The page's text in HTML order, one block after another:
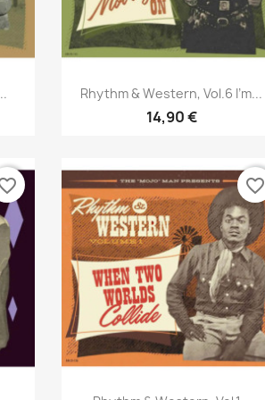
Aperçu rapide
Rhythm & Western, Vol.6 I’m...
14,90 €
favorite_border